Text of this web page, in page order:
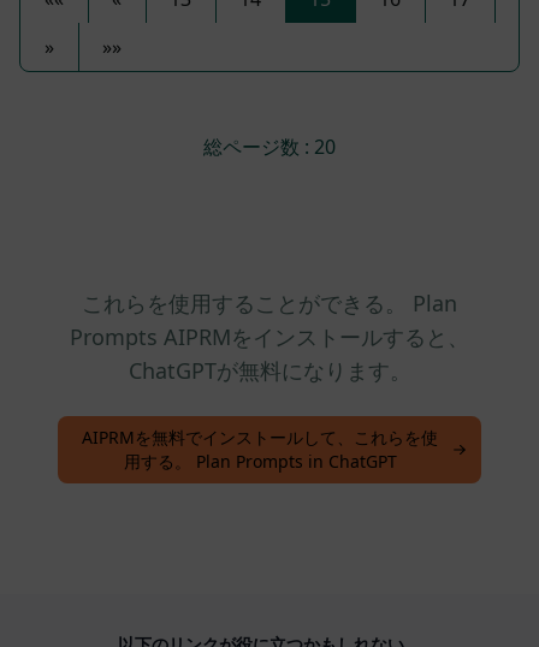
»
»»
総ページ数 : 20
これらを使用することができる。 Plan
Prompts AIPRMをインストールすると、
ChatGPTが無料になります。
AIPRMを無料でインストールして、これらを使
用する。 Plan Prompts in ChatGPT